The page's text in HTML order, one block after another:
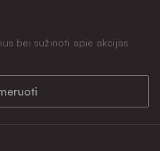
bei sužinoti apie akcijas